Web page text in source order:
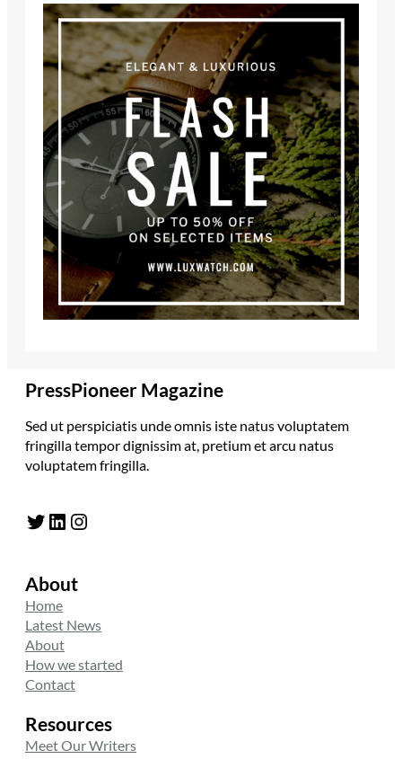
PressPioneer Magazine
Sed ut perspiciatis unde omnis iste natus voluptatem
fringilla tempor dignissim at, pretium et arcu natus
voluptatem fringilla.
Twitter LinkedIn Instagram
About
Home
Latest News
About
How we started
Contact
Resources
Meet Our Writers